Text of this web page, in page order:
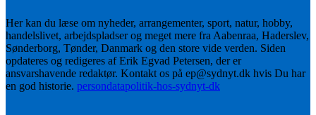
Her kan du læse om nyheder, arrangementer, sport, natur, hobby,
handelslivet, arbejdspladser og meget mere fra Aabenraa, Haderslev,
Sønderborg, Tønder, Danmark og den store vide verden. Siden
opdateres og redigeres af Erik Egvad Petersen, der er
ansvarshavende redaktør. Kontakt os på ep@sydnyt.dk hvis Du har
en god historie. persondatapolitik-hos-sydnyt-dk